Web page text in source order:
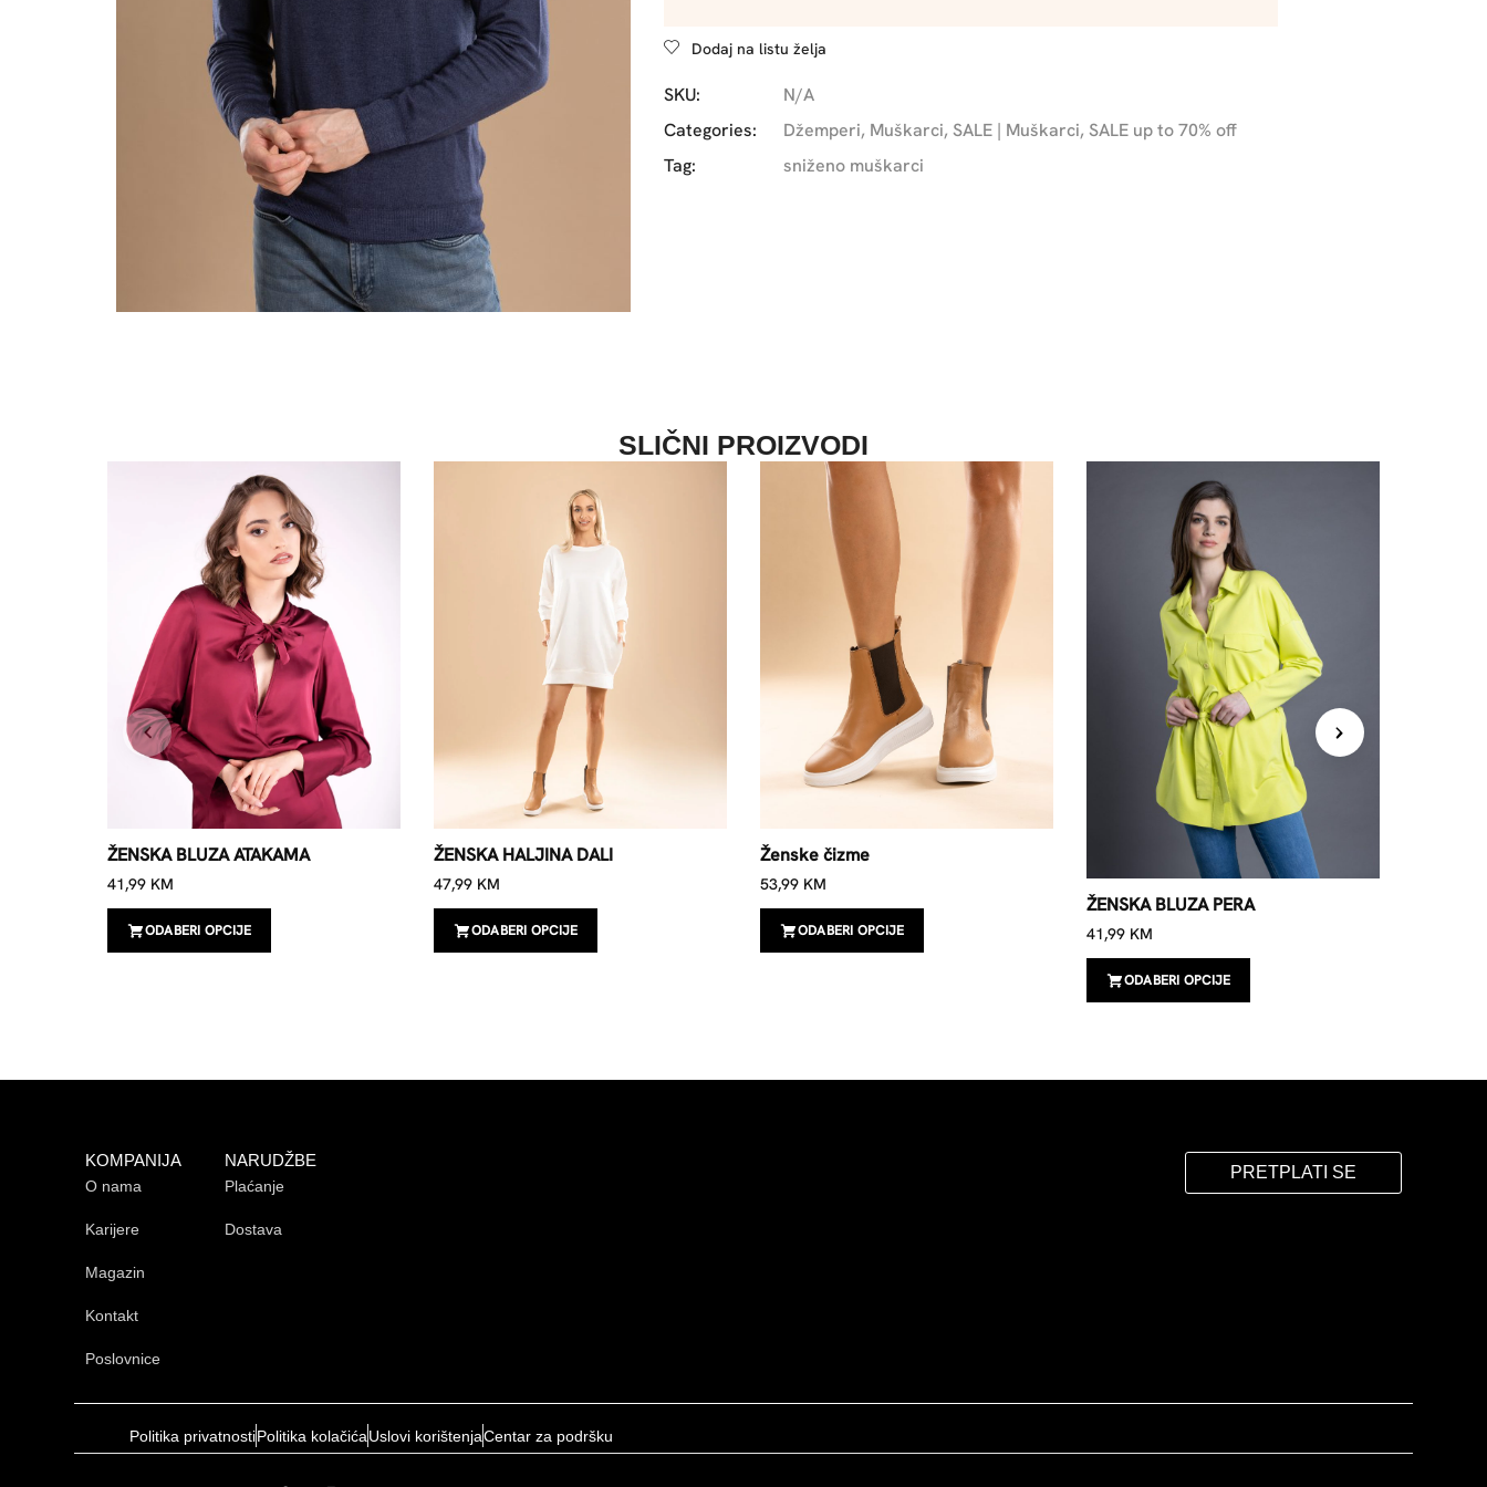
Dodaj na listu želja
SKU:
N/A
Categories:
Džemperi, Muškarci, SALE | Muškarci, SALE up to 70% off
Tag:
sniženo muškarci
SLIČNI PROIZVODI
ŽENSKA BLUZA ATAKAMA
41,99 KM
ODABERI OPCIJE
ŽENSKA HALJINA DALI
47,99 KM
ODABERI OPCIJE
Ženske čizme
53,99 KM
ODABERI OPCIJE
ŽENSKA BLUZA PERA
41,99 KM
ODABERI OPCIJE
KOMPANIJA
O nama
Karijere
Magazin
Kontakt
Poslovnice
NARUDŽBE
Plaćanje
Dostava
PRETPLATI SE
Politika privatnostiPolitika kolačićaUslovi korištenjaCentar za podršku